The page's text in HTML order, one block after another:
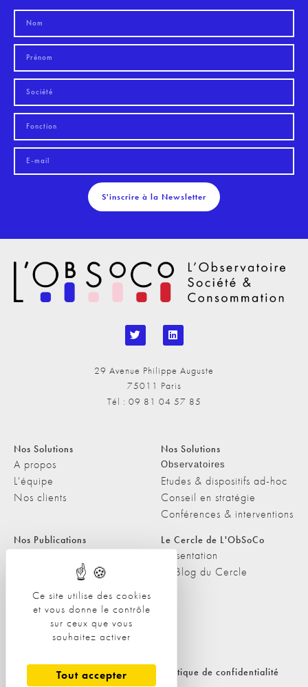
Ce site utilise des cookies
et vous donne le contrôle
sur ceux que vous
souhaitez activer
Tout accepter
S'inscrire à la Newsletter
29 Avenue Philippe Auguste
75011 Paris
Tél : 09 81 04 57 85
Nos Solutions
A propos
L'équipe
Nos clients
Nos Solutions
Observatoires
Etudes & dispositifs ad-hoc
Conseil en stratégie
Conférences & interventions
Nos Publications
Les Podcasts de L'ObSoCo
L'ObSoCo dans les médias
Le Cercle de L'ObSoCo
Présentation
Le Blog du Cercle
Contacts
Nous contacter
Politique de cookies Politique de confidentialité